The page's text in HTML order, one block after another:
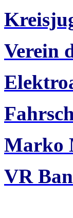
Verein
Marko
VR